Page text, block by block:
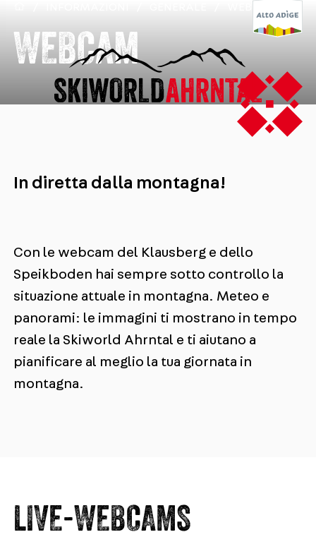
WEBCAM
In diretta dalla montagna!
Con le webcam del Klausberg e dello
Speikboden hai sempre sotto controllo la
situazione attuale in montagna. Meteo e
panorami: le immagini ti mostrano in tempo
reale la Skiworld Ahrntal e ti aiutano a
pianificare al meglio la tua giornata in
montagna.
LIVE-WEBCAMS